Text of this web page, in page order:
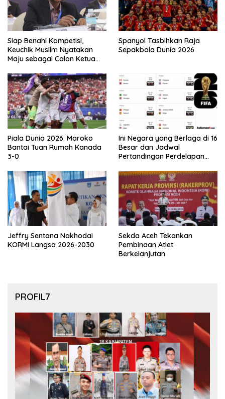
Siap Benahi Kompetisi,
Keuchik Muslim Nyatakan
Maju sebagai Calon Ketua
Spanyol Tasbihkan Raja
Sepakbola Dunia 2026
Piala Dunia 2026: Maroko
Bantai Tuan Rumah Kanada
3-0
Ini Negara yang Berlaga di 16
Besar dan Jadwal
Pertandingan Perdelapan
Jeffry Sentana Nakhodai
KORMI Langsa 2026-2030
Sekda Aceh Tekankan
Pembinaan Atlet
Berkelanjutan
PROFIL7